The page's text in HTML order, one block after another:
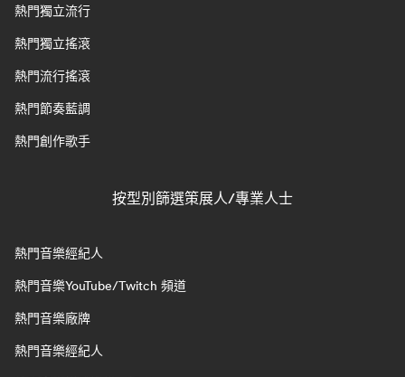
熱門獨立流行
熱門獨立搖滾
熱門流行搖滾
熱門節奏藍調
熱門創作歌手
按型別篩選策展人/專業人士
熱門音樂經紀人
熱門音樂YouTube/Twitch 頻道
熱門音樂廠牌
熱門音樂經紀人